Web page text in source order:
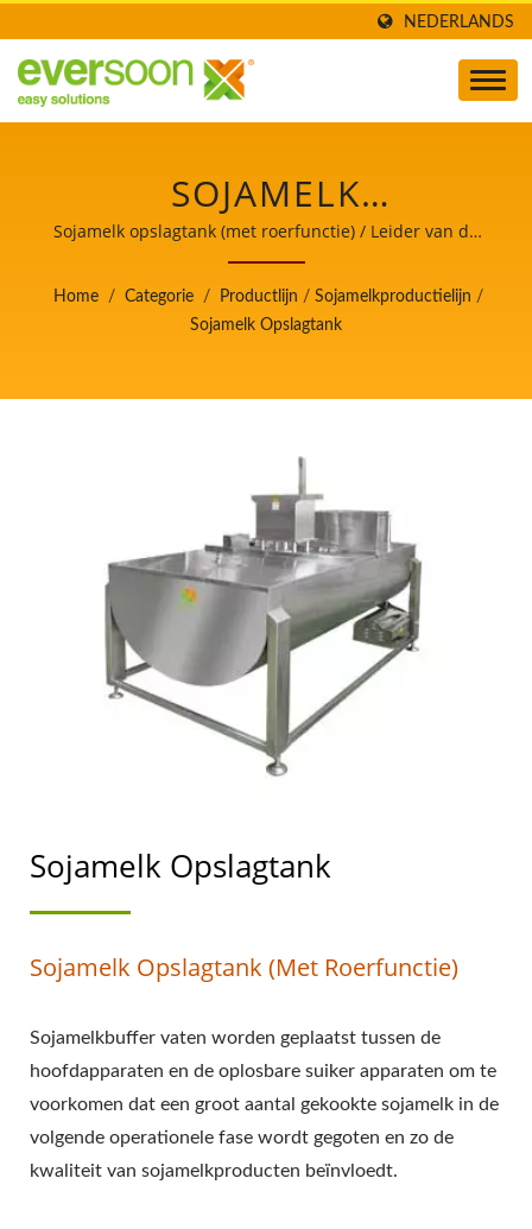
NEDERLANDS
SOJAMELK
OPSLAGTANK IS EEN
VAN DE MACHINES IN
DE
AUTOMATISCHE TOFU-
EN
SOJAMELKMACHINES
MET DE HOOGSTE
PRIORITEIT VOOR
VOEDSELVEILIGHEID.
Sojamelk opslagtank (met roerfunctie) / Leider van de
Automatische Tofu- en Sojamelkmachines met de
hoogste prioriteit voor voedselveiligheid.
Home / Categorie / Productlijn / Sojamelkproductielijn /
Sojamelk Opslagtank
Sojamelk Opslagtank
Sojamelk Opslagtank (met Roerfunctie)
Sojamelkbuffer vaten worden geplaatst tussen de
hoofdapparaten en de oplosbare suiker apparaten om te
voorkomen dat een groot aantal gekookte sojamelk in de
volgende operationele fase wordt gegoten en zo de
kwaliteit van sojamelkproducten beïnvloedt.